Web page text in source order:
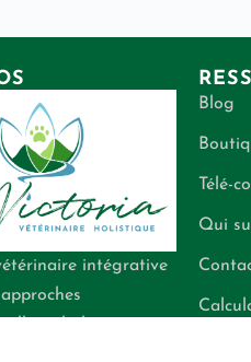
intégrative
Blog
Télé-
Qui